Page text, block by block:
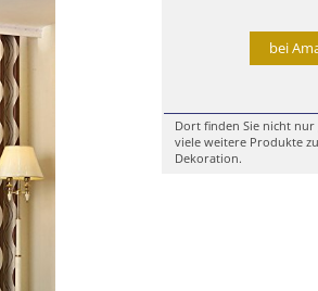
bei
Dort finden Sie nicht nur
viele weitere Produkte
Dekoration.